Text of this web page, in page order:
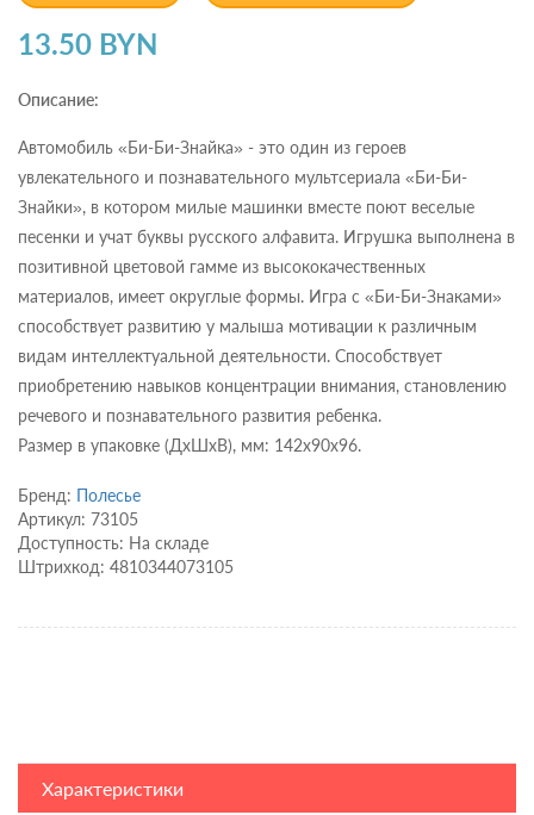
13.50 BYN
Описание:
Автомобиль «Би-Би-Знайка» - это один из героев
увлекательного и познавательного мультсериала «Би-Би-
Знайки», в котором милые машинки вместе поют веселые
песенки и учат буквы русского алфавита. Игрушка выполнена в
позитивной цветовой гамме из высококачественных
материалов, имеет округлые формы. Игра с «Би-Би-Знаками»
способствует развитию у малыша мотивации к различным
видам интеллектуальной деятельности. Способствует
приобретению навыков концентрации внимания, становлению
речевого и познавательного развития ребенка.
Размер в упаковке (ДхШхВ), мм: 142х90х96.
Бренд: Полесье
Артикул: 73105
Доступность: На складе
Штрихкод: 4810344073105
Характеристики